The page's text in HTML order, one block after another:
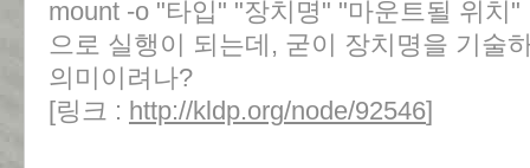
mount -o "타입" "장치명" "마운트될 위치"
으로 실행이 되는데, 굳이 장치명을 기술
의미이려나?
[링크 : http://kldp.org/node/92546]